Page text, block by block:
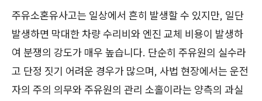
주유소혼유사고는 일상에서 흔히 발생할 수 있지만, 일단
발생하면 막대한 차량 수리비와 엔진 교체 비용이 발생하
여 분쟁의 강도가 매우 높습니다. 단순히 주유원의 실수라
고 단정 짓기 어려운 경우가 많으며, 사법 현장에서는 운전
자의 주의 의무와 주유원의 관리 소홀이라는 양측의 과실